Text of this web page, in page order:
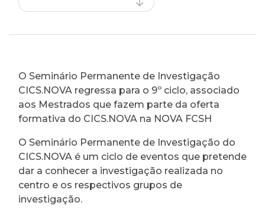
O Seminário Permanente de Investigação
CICS.NOVA regressa para o 9º ciclo, associado
aos Mestrados que fazem parte da oferta
formativa do CICS.NOVA na NOVA FCSH
O Seminário Permanente de Investigação do
CICS.NOVA é um ciclo de eventos que pretende
dar a conhecer a investigação realizada no
centro e os respectivos grupos de
investigação.